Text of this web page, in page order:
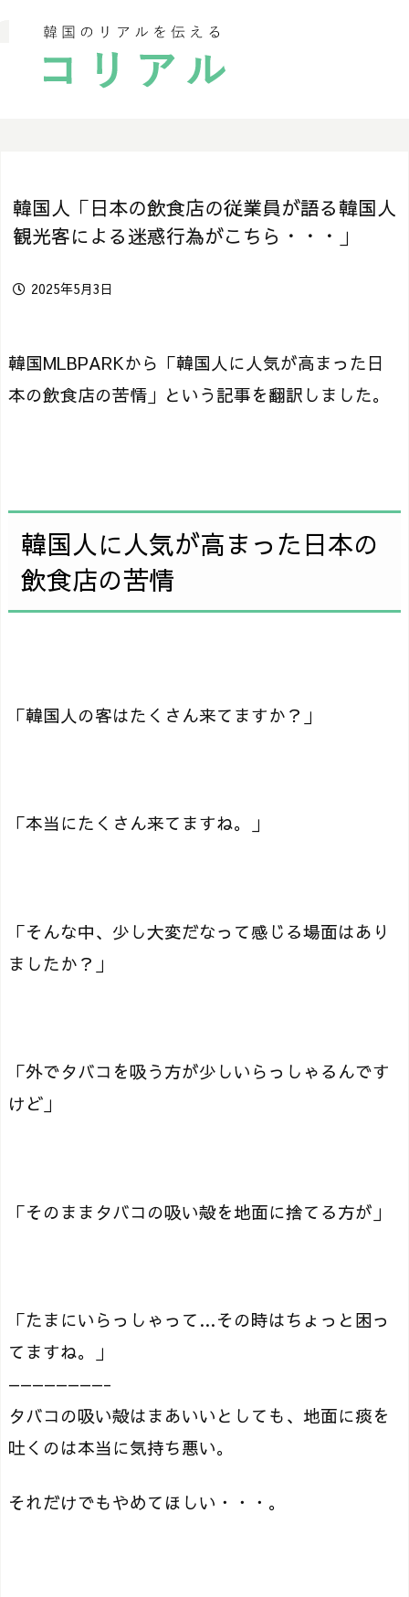
韓国人「日本の飲食店の従業員が語る韓国人
観光客による迷惑行為がこちら・・・」
2025年5月3日
韓国MLBPARKから「韓国人に人気が高まった日
本の飲食店の苦情」という記事を翻訳しました。
韓国人に人気が高まった日本の
飲食店の苦情
「韓国人の客はたくさん来てますか？」
「本当にたくさん来てますね。」
「そんな中、少し大変だなって感じる場面はあり
ましたか？」
「外でタバコを吸う方が少しいらっしゃるんです
けど」
「そのままタバコの吸い殻を地面に捨てる方が」
「たまにいらっしゃって…その時はちょっと困っ
てますね。」
————————-
タバコの吸い殻はまあいいとしても、地面に痰を
吐くのは本当に気持ち悪い。
それだけでもやめてほしい・・・。